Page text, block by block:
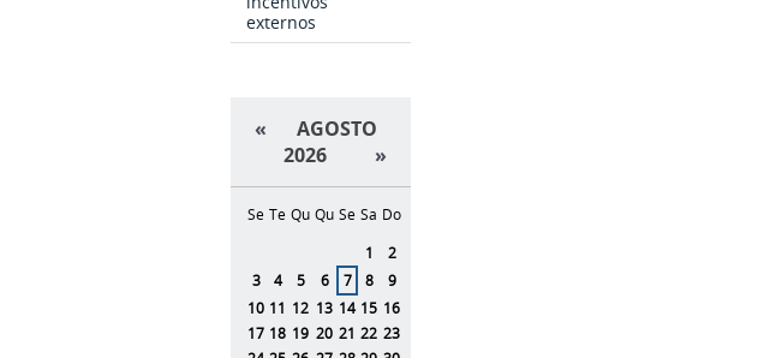
externos
«
AGOSTO
2026
»
Se Te Qu Qu Se Sa Do
1
2
3
4 5 6 7 8
9
10 11 12 13 14 15 16
17 18 19 20 21 22 23